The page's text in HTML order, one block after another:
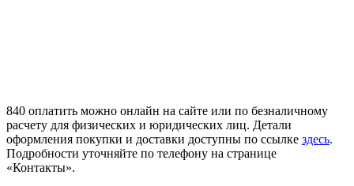
840 оплатить можно онлайн на сайте или по безналичному
расчету для физических и юридических лиц. Детали
оформления покупки и доставки доступны по ссылке здесь.
Подробности уточняйте по телефону на странице
«Контакты».